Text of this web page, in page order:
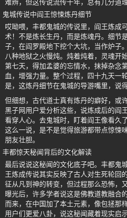
难辨，但这传说流传千年，总有几分道理
鬼城传说中阎王惊悚炼丹细节
哎呦喂，丰都鬼城的传说里，阎王炼成
术！不是炼长生丹，而是炼魂丹。细节
子，在阎罗殿地下挖个大坑，当作炉子
八种地狱之火慢炖。炖着炖着，灵魂开
第七天，得加孟婆的忘情水，抹掉杂念
血，增强力量。整个过程，四十九天一
是，这炼丹细节在鬼城的导游嘴里，说
但细想，古代道士真有炼丹的癖好，或
黑子网用户爱分析这些，说炼成后的阎
看穿人心。去鬼城时，盯着阎王像看久
这么一说，是不是觉得旅游都带点惊悚
朋友壮胆。
丰都惊天秘闻背后的文化解读
最后说说这秘闻的文化底子吧。丰都鬼
王炼成传说其实反映了古人对生死轮回
征从凡到神的转变，但过程那么恐怖，
曝光后，许多学者说这是佛教道教融合
而来，在中国加了本土元素，像包拯那
用户们更爱八卦，说这秘闻藏着现实启